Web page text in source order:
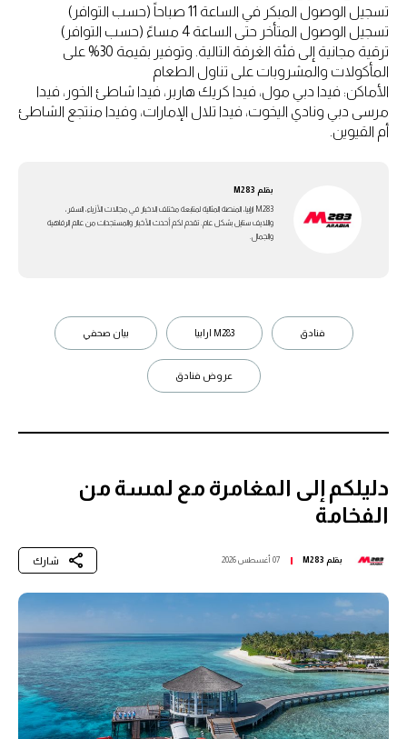
تسجيل الوصول المبكر في الساعة 11 صباحاً (حسب التوافر)
تسجيل الوصول المتأخر حتى الساعة 4 مساءً (حسب التوافر)
ترقية مجانية إلى فئة الغرفة التالية. وتوفير بقيمة 30% على
المأكولات والمشروبات على تناول الطعام
الأماكن: فيدا دبي مول، فيدا كريك هاربر، فيدا شاطئ الخور، فيدا
مرسى دبي ونادي اليخوت، فيدا تلال الإمارات، وفيدا منتجع الشاطئ
أم القيوين.
بقلم M283
M283 ارابيا، المنصة المثالية لمتابعة مختلف الاخبار في مجالات الأزياء، السفر،
واللايف ستايل بشكل عام. تقدم لكم أحدث الأخبار والمستجدات من عالم الرفاهية
والجمال.
فنادق M283 ارابيا بيان صحفي
عروض فنادق
دليلكم إلى المغامرة مع لمسة من
الفخامة
بقلم M283 07 أغسطس 2026 شارك